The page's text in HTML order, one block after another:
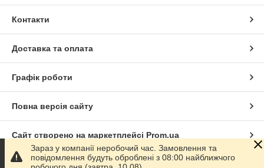
Контакти
Доставка та оплата
Графік роботи
Повна версія сайту
Сайт створено на маркетплейсі Prom.ua
Політика конфіденційності
Зараз у компанії неробочий час. Замовлення та
повідомлення будуть оброблені з 08:00 найближчого